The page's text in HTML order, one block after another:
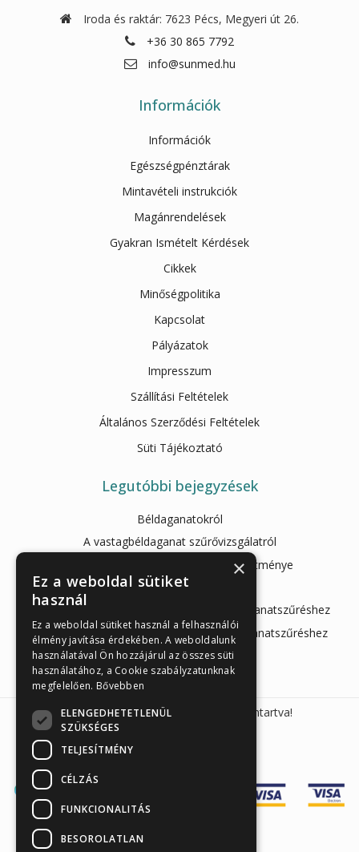
Iroda és raktár: 7623 Pécs, Megyeri út 26.
+36 30 865 7792
info@sunmed.hu
Információk
Információk
Egészségpénztárak
Mintavételi instrukciók
Magánrendelések
Gyakran Ismételt Kérdések
Cikkek
Minőségpolitika
Kapcsolat
Pályázatok
Impresszum
Szállítási Feltételek
Általános Szerződési Feltételek
Süti Tájékoztató
Legutóbbi bejegyzések
Béldaganatokról
A vastagbéldaganat szűrővizsgálatról
Az Enzimes béldaganatszűrés teljesítménye
Az Önellenörző Tesztek
ScheBo 2:1-ben gyorsteszt Enzimes Béldaganatszűréshez
ScheBo M2-PK gyorsteszt Enzimes béldaganatszűréshez
Sunmed Kft. 2026 © Minden jog fenntartva!
×
Ez a weboldal sütiket
használ
Ez a weboldal sütiket használ a felhasználói
élmény javítása érdekében. A weboldalunk
használatával Ön hozzájárul az összes süti
használatához, a Cookie szabályzatunknak
megfelelően. Bővebben
ELENGEDHETETLENÜL
SZÜKSÉGES
TELJESÍTMÉNY
CÉLZÁS
FUNKCIONALITÁS
BESOROLATLAN